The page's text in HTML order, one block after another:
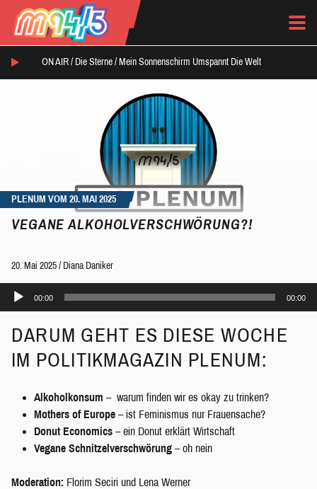
ON AIR / Die Sterne / Mein Sonnenschirm Umspannt Die Welt
PLENUM VOM 20. MAI 2025
VEGANE ALKOHOLVERSCHWÖRUNG?!
20. Mai 2025 / Diana Daniker
Audio-
00:00 00:00
DARUM GEHT ES DIESE WOCHE
IM POLITIKMAGAZIN PLENUM:
Alkoholkonsum – warum finden wir es okay zu trinken?
Mothers of Europe – ist Feminismus nur Frauensache?
Donut Economics – ein Donut erklärt Wirtschaft
Vegane Schnitzelverschwörung – oh nein
Moderation: Florim Seciri und Lena Werner